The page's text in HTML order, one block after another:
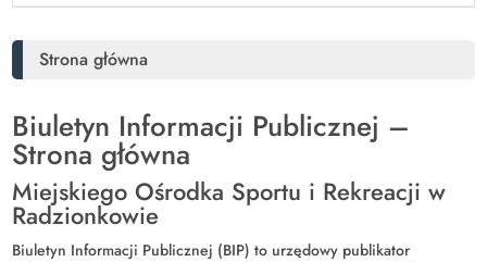
Strona główna
Biuletyn Informacji Publicznej –
Strona główna
Miejskiego Ośrodka Sportu i Rekreacji w
Radzionkowie
Biuletyn Informacji Publicznej (BIP) to urzędowy publikator